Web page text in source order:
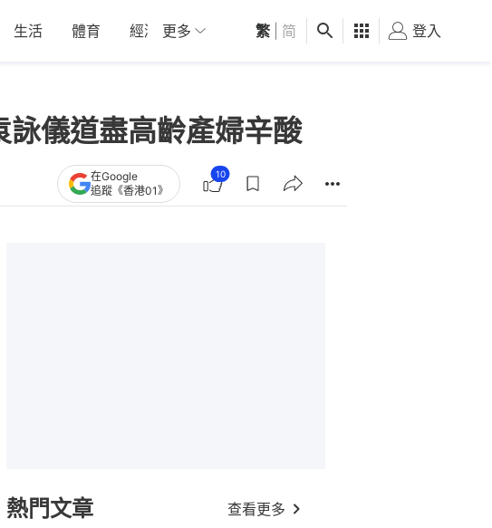
生活 體育 經濟 01深圳 觀點 健康 好食玩飛
更多 繁 简 登入
儀道盡高齡產婦辛酸
在Google
追蹤《香港01》
10
熱門文章 查看更多